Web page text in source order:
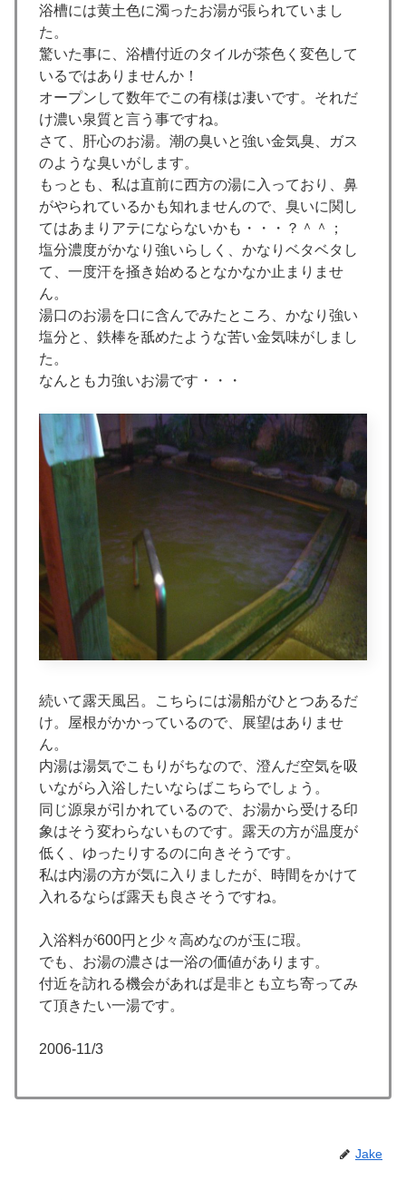
浴槽には黄土色に濁ったお湯が張られていまし
た。
驚いた事に、浴槽付近のタイルが茶色く変色して
いるではありませんか！
オープンして数年でこの有様は凄いです。それだ
け濃い泉質と言う事ですね。
さて、肝心のお湯。潮の臭いと強い金気臭、ガス
のような臭いがします。
もっとも、私は直前に西方の湯に入っており、鼻
がやられているかも知れませんので、臭いに関し
てはあまりアテにならないかも・・・？＾＾；
塩分濃度がかなり強いらしく、かなりベタベタし
て、一度汗を掻き始めるとなかなか止まりませ
ん。
湯口のお湯を口に含んでみたところ、かなり強い
塩分と、鉄棒を舐めたような苦い金気味がしまし
た。
なんとも力強いお湯です・・・
続いて露天風呂。こちらには湯船がひとつあるだ
け。屋根がかかっているので、展望はありませ
ん。
内湯は湯気でこもりがちなので、澄んだ空気を吸
いながら入浴したいならばこちらでしょう。
同じ源泉が引かれているので、お湯から受ける印
象はそう変わらないものです。露天の方が温度が
低く、ゆったりするのに向きそうです。
私は内湯の方が気に入りましたが、時間をかけて
入れるならば露天も良さそうですね。
入浴料が600円と少々高めなのが玉に瑕。
でも、お湯の濃さは一浴の価値があります。
付近を訪れる機会があれば是非とも立ち寄ってみ
て頂きたい一湯です。
2006-11/3
Jake